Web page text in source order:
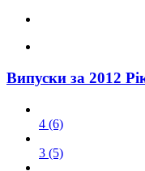
Випуски за 2012
4 (6)
3 (5)